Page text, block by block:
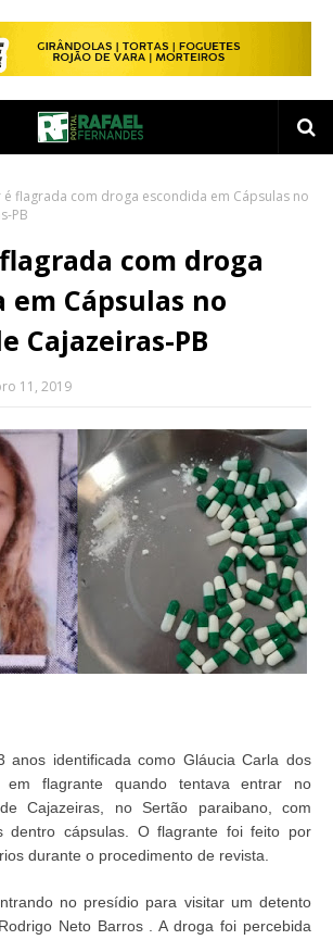
é flagrada com droga escondida em Cápsulas no
PB
com droga
em Cápsulas no
Cajazeiras-PB
11, 2019
anos identificada como Gláucia Carla dos
flagrante quando tentava entrar no
Cajazeiras, no Sertão paraibano, com
dentro cápsulas. O flagrante foi feito por
durante o procedimento de revista.
no presídio para visitar um detento
Neto Barros . A droga foi percebida